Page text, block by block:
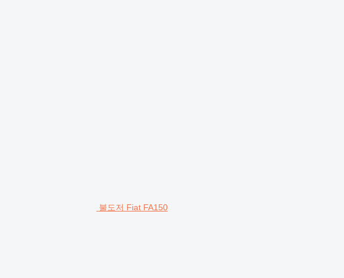
불도저 Fiat FA150